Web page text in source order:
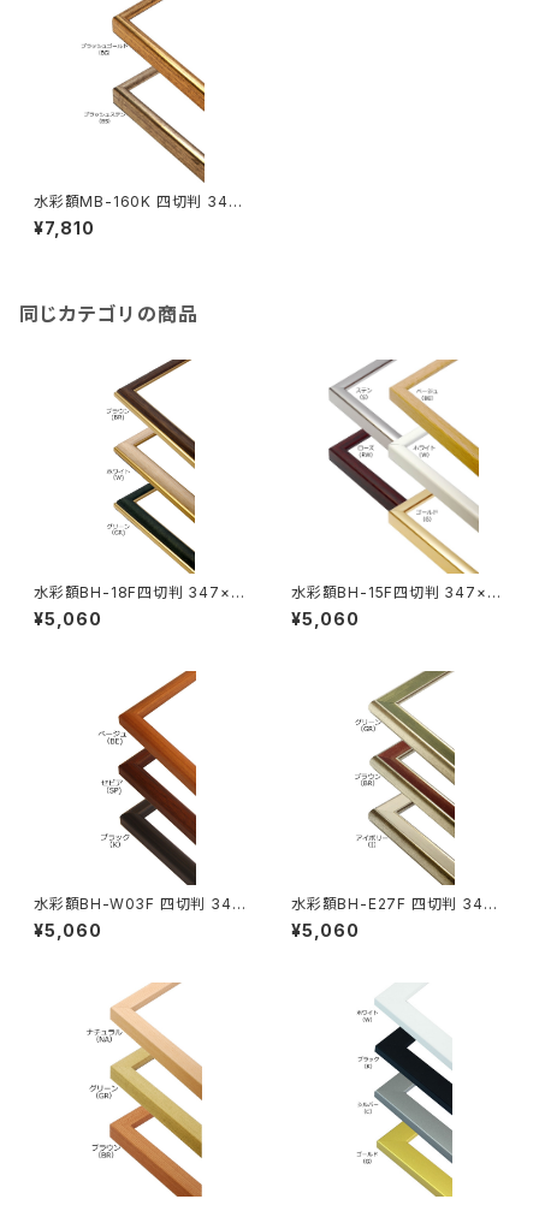
水彩額MB-160K 四切判 347
×423ミリ
¥7,810
同じカテゴリの商品
水彩額BH-18F四切判 347×4
23ミリ
¥5,060
水彩額BH-15F四切判 347×4
23ミリ
¥5,060
水彩額BH-W03F 四切判 347
×423ミリ
¥5,060
水彩額BH-E27F 四切判 347×
423ミリ
¥5,060